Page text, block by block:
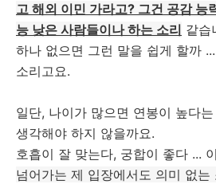
고 해외 이민 가라고? 그건 공감 능
능 낮은 사람들이나 하는 소리 같습
하나 없으면 그런 말을 쉽게 할까
소리고요.
일단, 나이가 많으면 연봉이 높다
생각해야 하지 않을까요.
호흡이 잘 맞는다, 궁합이 좋다 ...
넘어가는 제 입장에서도 의미 없는